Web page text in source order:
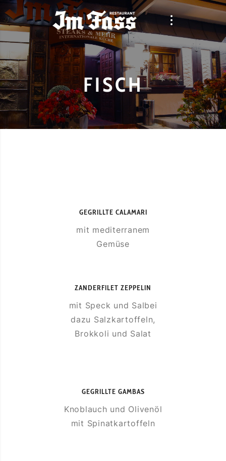
FISCH
GEGRILLTE CALAMARI
mit mediterranem
Gemüse
ZANDERFILET ZEPPELIN
mit Speck und Salbei
dazu Salzkartoffeln,
Brokkoli und Salat
GEGRILLTE GAMBAS
Knoblauch und Olivenöl
mit Spinatkartoffeln